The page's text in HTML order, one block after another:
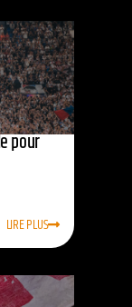
pour
LIRE PLUS